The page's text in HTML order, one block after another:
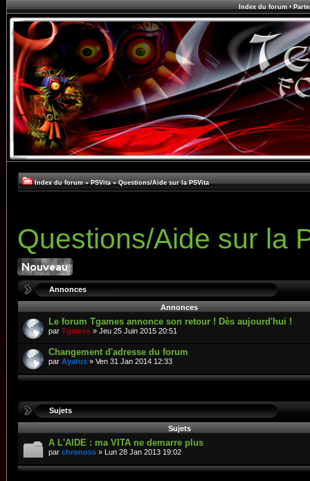
Index du forum•
Index du forum » PSVita » Questions/Aide sur la PSVita
Questions/Aide sur la
Annonces
Annonces
Le forum Tgames annonce son retour ! Dès aujourd'hui !
par Tgames » Jeu 25 Juin 2015 20:51
Changement d'adresse du forum
par Ayatus » Ven 31 Jan 2014 12:33
Sujets
Sujets
A L'AIDE : ma VITA ne demarre plus
par chronoss » Lun 28 Jan 2013 19:02